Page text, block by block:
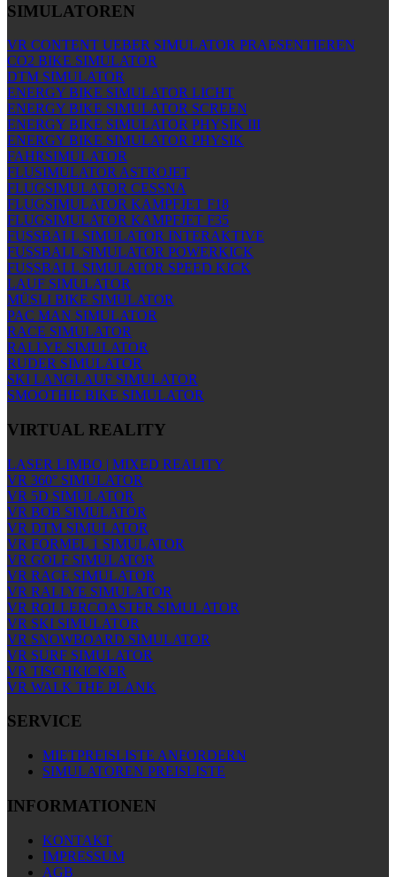
SIMULATOREN
VR CONTENT UEBER SIMULATOR PRAESENTIEREN
CO2 BIKE SIMULATOR
DTM SIMULATOR
ENERGY BIKE SIMULATOR LICHT
ENERGY BIKE SIMULATOR SCREEN
ENERGY BIKE SIMULATOR PHYSIK III
ENERGY BIKE SIMULATOR PHYSIK
FAHRSIMULATOR
FLUSIMULATOR ASTROJET
FLUGSIMULATOR CESSNA
FLUGSIMULATOR KAMPFJET F18
FLUGSIMULATOR KAMPFJET F35
FUSSBALL SIMULATOR INTERAKTIVE
FUSSBALL SIMULATOR POWERKICK
FUSSBALL SIMULATOR SPEED KICK
LAUF SIMULATOR
MÜSLI BIKE SIMULATOR
PAC MAN SIMULATOR
RACE SIMULATOR
RALLYE SIMULATOR
RUDER SIMULATOR
SKI LANGLAUF SIMULATOR
SMOOTHIE BIKE SIMULATOR
VIRTUAL REALITY
LASER LIMBO | MIXED REALITY
VR 360° SIMULATOR
VR 5D SIMULATOR
VR BOB SIMULATOR
VR DTM SIMULATOR
VR FORMEL 1 SIMULATOR
VR GOLF SIMULATOR
VR RACE SIMULATOR
VR RALLYE SIMULATOR
VR ROLLERCOASTER SIMULATOR
VR SKI SIMULATOR
VR SNOWBOARD SIMULATOR
VR SURF SIMULATOR
VR TISCHKICKER
VR WALK THE PLANK
SERVICE
MIETPREISLISTE ANFORDERN
SIMULATOREN PREISLISTE
INFORMATIONEN
KONTAKT
IMPRESSUM
AGB